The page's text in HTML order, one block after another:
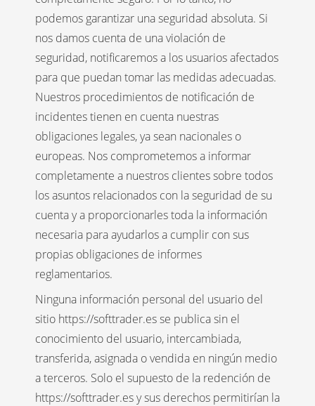
podemos garantizar una seguridad absoluta. Si
nos damos cuenta de una violación de
seguridad, notificaremos a los usuarios afectados
para que puedan tomar las medidas adecuadas.
Nuestros procedimientos de notificación de
incidentes tienen en cuenta nuestras
obligaciones legales, ya sean nacionales o
europeas. Nos comprometemos a informar
completamente a nuestros clientes sobre todos
los asuntos relacionados con la seguridad de su
cuenta y a proporcionarles toda la información
necesaria para ayudarlos a cumplir con sus
propias obligaciones de informes
reglamentarios.
Ninguna información personal del usuario del
sitio https://softtrader.es se publica sin el
conocimiento del usuario, intercambiada,
transferida, asignada o vendida en ningún medio
a terceros. Solo el supuesto de la redención de
https://softtrader.es y sus derechos permitirían la